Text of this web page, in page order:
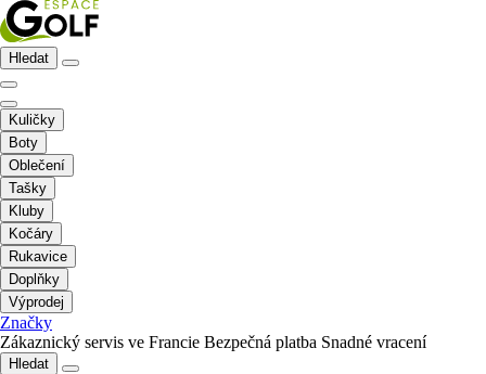
Hledat
Kuličky
Boty
Oblečení
Tašky
Kluby
Kočáry
Rukavice
Doplňky
Výprodej
Značky
Zákaznický servis ve Francie Bezpečná platba Snadné vracení
Hledat